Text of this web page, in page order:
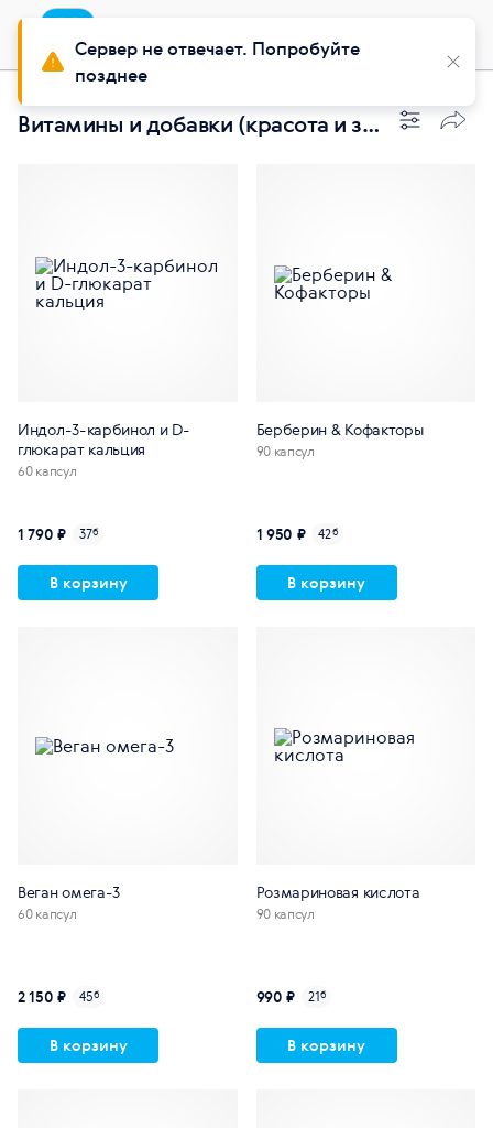
Buy Siberian
Витамины и добавки (красота и здоровье женщин)
Индол-3-карбинол и D-
глюкарат кальция
60 капсул
1 790 ₽ 37б
В корзину
Берберин & Кофакторы
90 капсул
1 950 ₽ 42б
В корзину
Веган омега-3
60 капсул
2 150 ₽ 45б
В корзину
Розмариновая кислота
90 капсул
990 ₽ 21б
В корзину
Сервер не отвечает. Попробуйте
позднее